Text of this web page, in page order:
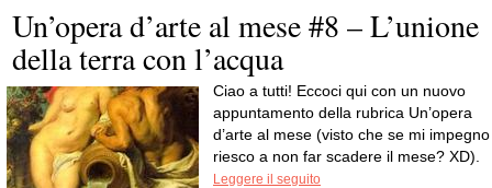
Un’opera d’arte al mese #8 – L’unione
della terra con l’acqua
Ciao a tutti! Eccoci qui con un nuovo
appuntamento della rubrica Un’opera
d’arte al mese (visto che se mi impegno
riesco a non far scadere il mese? XD).
Leggere il seguito